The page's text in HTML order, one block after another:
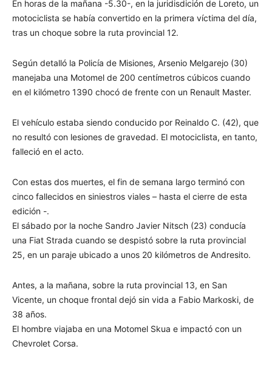
En horas de la mañana -5.30-, en la juridisdición de Loreto, un
motociclista se había convertido en la primera víctima del día,
tras un choque sobre la ruta provincial 12.
Según detalló la Policía de Misiones, Arsenio Melgarejo (30)
manejaba una Motomel de 200 centímetros cúbicos cuando
en el kilómetro 1390 chocó de frente con un Renault Master.
El vehículo estaba siendo conducido por Reinaldo C. (42), que
no resultó con lesiones de gravedad. El motociclista, en tanto,
falleció en el acto.
Con estas dos muertes, el fin de semana largo terminó con
cinco fallecidos en siniestros viales – hasta el cierre de esta
edición -.
El sábado por la noche Sandro Javier Nitsch (23) conducía
una Fiat Strada cuando se despistó sobre la ruta provincial
25, en un paraje ubicado a unos 20 kilómetros de Andresito.
Antes, a la mañana, sobre la ruta provincial 13, en San
Vicente, un choque frontal dejó sin vida a Fabio Markoski, de
38 años.
El hombre viajaba en una Motomel Skua e impactó con un
Chevrolet Corsa.